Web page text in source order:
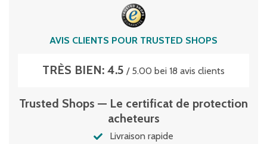
AVIS CLIENTS POUR TRUSTED SHOPS
TRÈS BIEN: 4.5 / 5.00 bei 18 avis clients
Trusted Shops — Le certificat de protection
acheteurs
Livraison rapide